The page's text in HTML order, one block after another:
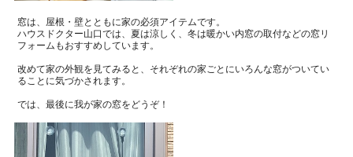
窓は、屋根・壁とともに家の必須アイテムです。
ハウスドクター山口では、夏は涼しく、冬は暖かい内窓の取付などの窓リ
フォームも おすすめしています。
改めて家の外観を見てみると、それぞれの家ごとにいろんな窓がついてい
ることに気づかされます。
では、最後に我が家の窓をどうぞ！